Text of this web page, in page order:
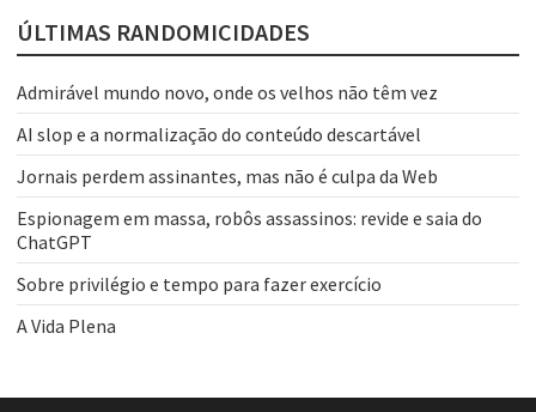
ÚLTIMAS RANDOMICIDADES
Admirável mundo novo, onde os velhos não têm vez
AI slop e a normalização do conteúdo descartável
Jornais perdem assinantes, mas não é culpa da Web
Espionagem em massa, robôs assassinos: revide e saia do
ChatGPT
Sobre privilégio e tempo para fazer exercício
A Vida Plena